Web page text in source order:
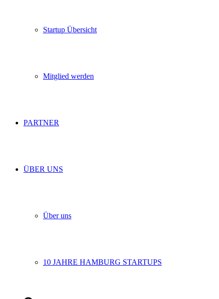
Startup Übersicht
Mitglied werden
PARTNER
ÜBER UNS
Über uns
10 JAHRE HAMBURG STARTUPS